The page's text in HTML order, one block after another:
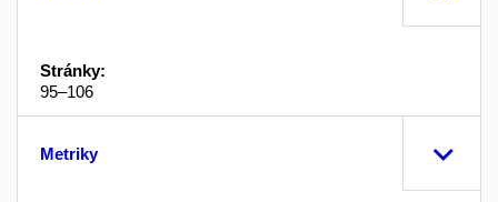
Stránky:
95–106
Metriky